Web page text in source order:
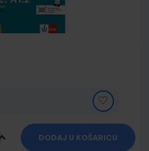
DODAJ U KOŠARICU